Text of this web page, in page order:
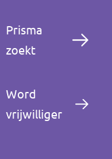
Prisma
zoekt
Word
vrijwilliger